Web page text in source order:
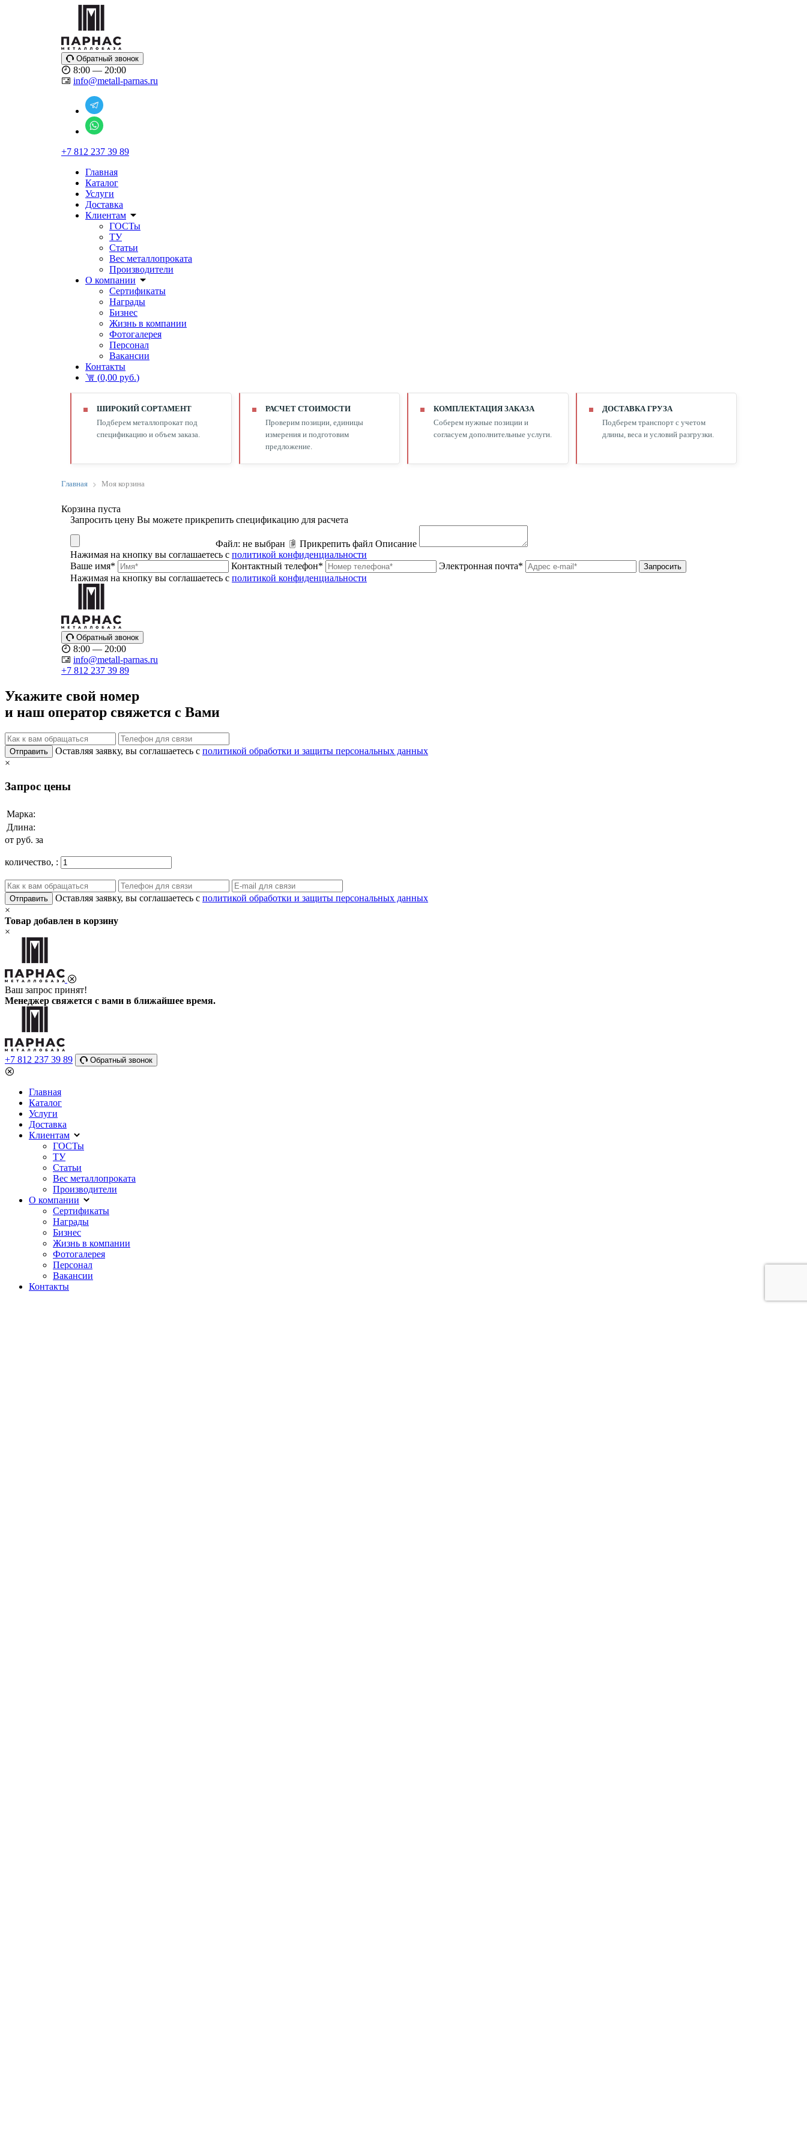
Обратный звонок
8:00 — 20:00
info@metall-parnas.ru
+7 812 237 39 89
Главная
Каталог
Услуги
Доставка
Клиентам
ГОСТы
ТУ
Статьи
Вес металлопроката
Производители
О компании
Сертификаты
Награды
Бизнес
Жизнь в компании
Фотогалерея
Персонал
Вакансии
Контакты
(0,00 руб.)
ШИРОКИЙ СОРТАМЕНТ
Подберем металлопрокат под
спецификацию и объем заказа.
РАСЧЕТ СТОИМОСТИ
Проверим позиции, единицы
измерения и подготовим
предложение.
КОМПЛЕКТАЦИЯ ЗАКАЗА
Соберем нужные позиции и
согласуем дополнительные услуги.
ДОСТАВКА ГРУЗА
Подберем транспорт с учетом
длины, веса и условий разгрузки.
Главная Моя корзина
Корзина пуста
Запросить цену Вы можете прикрепить спецификацию для расчета
Файл: не выбран Прикрепить файл Описание
Нажимая на кнопку вы соглашаетесь с политикой конфиденциальности
Ваше имя*
Контактный телефон* Электронная почта* Запросить
Нажимая на кнопку вы соглашаетесь с политикой конфиденциальности
Обратный звонок
8:00 — 20:00
info@metall-parnas.ru
+7 812 237 39 89
Укажите свой номер
и наш оператор свяжется с Вами
Отправить Оставляя заявку, вы соглашаетесь с политикой обработки и защиты персональных данных
×
Запрос цены
Марка:
Длина:
от руб. за
количество, :
Отправить Оставляя заявку, вы соглашаетесь с политикой обработки и защиты персональных данных
×
Товар добавлен в корзину
×
Ваш запрос принят!
Менеджер свяжется с вами в ближайшее время.
+7 812 237 39 89 Обратный звонок
Главная
Каталог
Услуги
Доставка
Клиентам
ГОСТы
ТУ
Статьи
Вес металлопроката
Производители
О компании
Сертификаты
Награды
Бизнес
Жизнь в компании
Фотогалерея
Персонал
Вакансии
Контакты